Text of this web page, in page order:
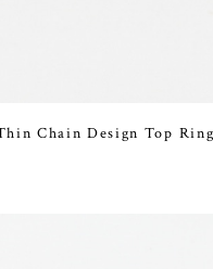
Chain Design Top